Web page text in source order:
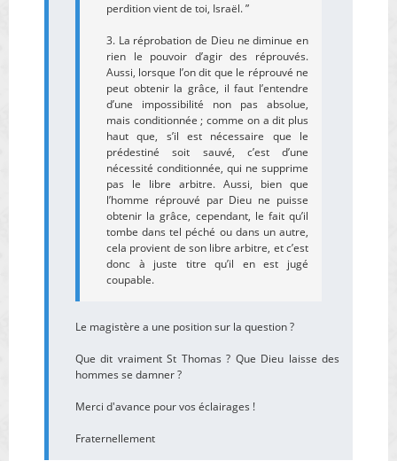
perdition vient de toi, Israël. ”
3. La réprobation de Dieu ne diminue en
rien le pouvoir d’agir des réprouvés.
Aussi, lorsque l’on dit que le réprouvé ne
peut obtenir la grâce, il faut l’entendre
d’une impossibilité non pas absolue,
mais conditionnée ; comme on a dit plus
haut que, s’il est nécessaire que le
prédestiné soit sauvé, c’est d’une
nécessité conditionnée, qui ne supprime
pas le libre arbitre. Aussi, bien que
l’homme réprouvé par Dieu ne puisse
obtenir la grâce, cependant, le fait qu’il
tombe dans tel péché ou dans un autre,
cela provient de son libre arbitre, et c’est
donc à juste titre qu’il en est jugé
coupable.
Le magistère a une position sur la question ?
Que dit vraiment St Thomas ? Que Dieu laisse des
hommes se damner ?
Merci d'avance pour vos éclairages !
Fraternellement